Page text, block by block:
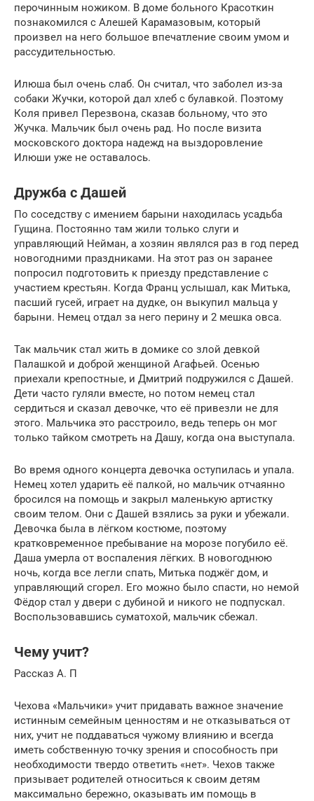
перочинным ножиком. В доме больного Красоткин
познакомился с Алешей Карамазовым, который
произвел на него большое впечатление своим умом и
рассудительностью.
Илюша был очень слаб. Он считал, что заболел из-за
собаки Жучки, которой дал хлеб с булавкой. Поэтому
Коля привел Перезвона, сказав больному, что это
Жучка. Мальчик был очень рад. Но после визита
московского доктора надежд на выздоровление
Илюши уже не оставалось.
Дружба с Дашей
По соседству с имением барыни находилась усадьба
Гущина. Постоянно там жили только слуги и
управляющий Нейман, а хозяин являлся раз в год перед
новогодними праздниками. На этот раз он заранее
попросил подготовить к приезду представление с
участием крестьян. Когда Франц услышал, как Митька,
пасший гусей, играет на дудке, он выкупил мальца у
барыни. Немец отдал за него перину и 2 мешка овса.
Так мальчик стал жить в домике со злой девкой
Палашкой и доброй женщиной Агафьей. Осенью
приехали крепостные, и Дмитрий подружился с Дашей.
Дети часто гуляли вместе, но потом немец стал
сердиться и сказал девочке, что её привезли не для
этого. Мальчика это расстроило, ведь теперь он мог
только тайком смотреть на Дашу, когда она выступала.
Во время одного концерта девочка оступилась и упала.
Немец хотел ударить её палкой, но мальчик отчаянно
бросился на помощь и закрыл маленькую артистку
своим телом. Они с Дашей взялись за руки и убежали.
Девочка была в лёгком костюме, поэтому
кратковременное пребывание на морозе погубило её.
Даша умерла от воспаления лёгких. В новогоднюю
ночь, когда все легли спать, Митька поджёг дом, и
управляющий сгорел. Его можно было спасти, но немой
Фёдор стал у двери с дубиной и никого не подпускал.
Воспользовавшись суматохой, мальчик сбежал.
Чему учит?
Рассказ А. П
Чехова «Мальчики» учит придавать важное значение
истинным семейным ценностям и не отказываться от
них, учит не поддаваться чужому влиянию и всегда
иметь собственную точку зрения и способность при
необходимости твердо ответить «нет». Чехов также
призывает родителей относиться к своим детям
максимально бережно, оказывать им помощь в